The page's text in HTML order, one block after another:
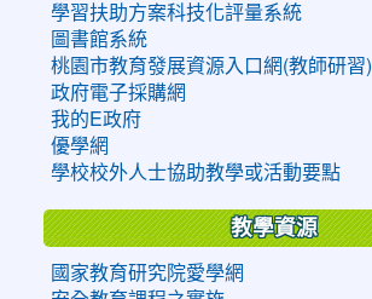
學習扶助方案科技化評量系統
圖書館系統
桃園市教育發展資源入口網(教師研習)
政府電子採購網
我的E政府
優學網
學校校外人士協助教學或活動要點
教學資源
國家教育研究院愛學網